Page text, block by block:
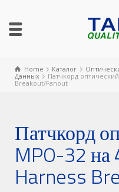
Home Каталог
Данных
Патчкорд
Breakout/Fanout
Патчкорд
MPO-32 на
Harness